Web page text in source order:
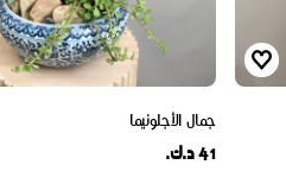
جمال الأجلونيما
41 د.ك.